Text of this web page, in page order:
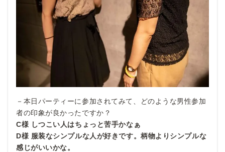
－本日パーティーに参加されてみて、どのような男性参加
者の印象が良かったですか？
C様 しつこい人はちょっと苦手かなぁ
D様 服装なシンプルな人が好きです。柄物よりシンプルな
感じがいいかな。